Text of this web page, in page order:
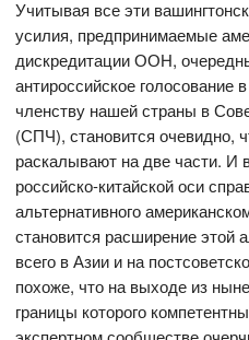
Учитывая все эти
усилия, предпринимаемые
дискредитации ООН,
антироссийское голосование
членству нашей страны в
(СПЧ), становится очевидно,
раскалывают на две части. И
российско-китайской оси
альтернативного
становится расширение этой
всего в Азии и на
похоже, что на выходе из
границы которого